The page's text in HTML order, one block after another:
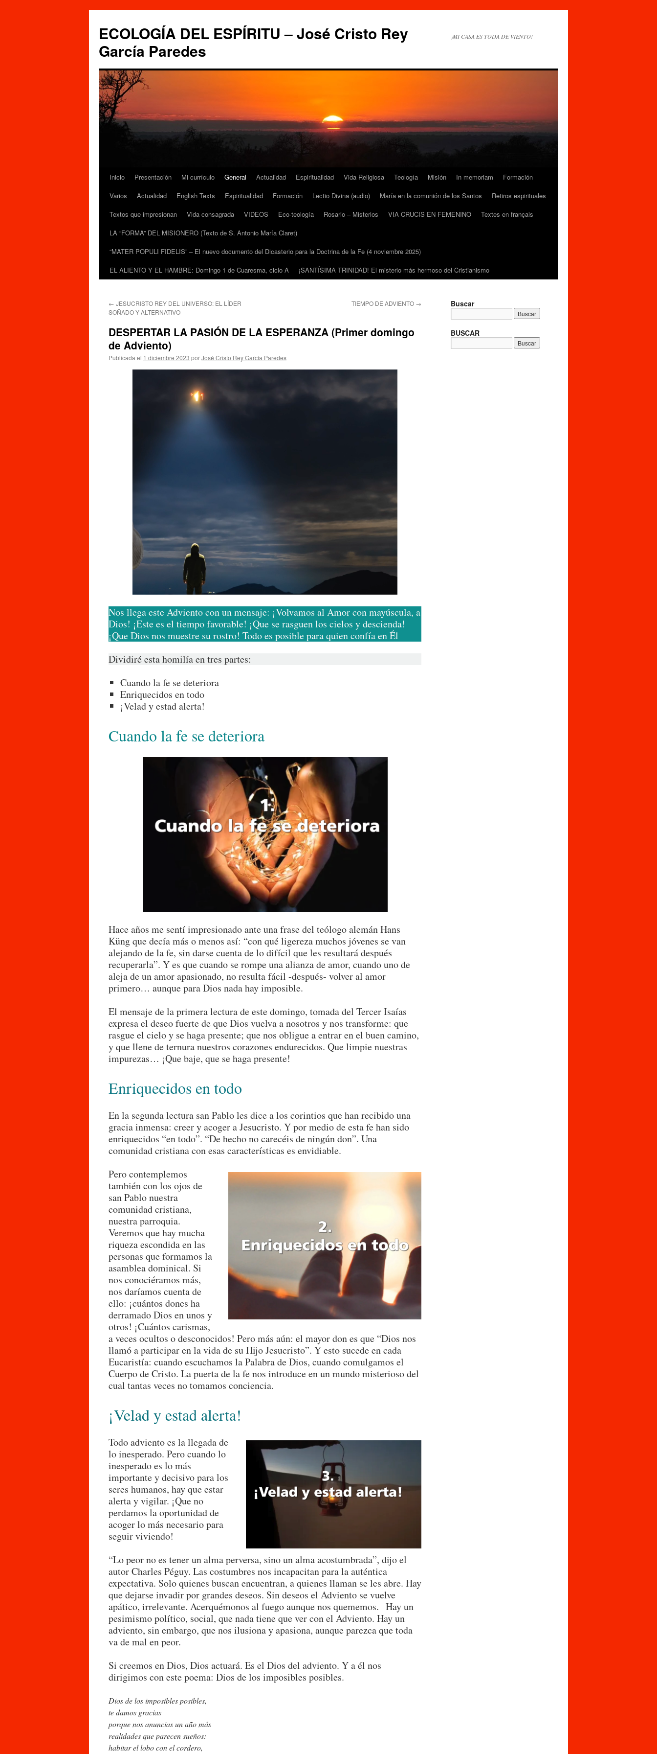
contenido
ECOLOGÍA DEL ESPÍRITU – José Cristo Rey
García Paredes
¡MI CASA ES TODA DE VIENTO!
Inicio Presentación Mi currículo General Actualidad Espiritualidad Vida Religiosa Teología Misión In memoriam
Formación
Varios
Actualidad English Texts Espiritualidad Formación Lectio Divina (audio) María en la comunión de los Santos
Retiros espirituales
Textos que impresionan
Vida consagrada VIDEOS Eco-teología Rosario – Misterios VIA CRUCIS EN FEMENINO
Textes en français
LA “FORMA” DEL MISIONERO (Texto de S. Antonio María Claret)
“MATER POPULI FIDELIS” – El nuevo documento del Dicasterio para la Doctrina de la Fe (4 noviembre 2025)
EL ALIENTO Y EL HAMBRE: Domingo 1 de Cuaresma, ciclo A
¡SANTÍSIMA TRINIDAD! El misterio más hermoso del Cristianismo
← JESUCRISTO REY DEL UNIVERSO: EL LÍDER
SOÑADO Y ALTERNATIVO
TIEMPO DE ADVIENTO →
DESPERTAR LA PASIÓN DE LA ESPERANZA (Primer domingo
de Adviento)
Publicada el 1 diciembre 2023 porJosé Cristo Rey García Paredes
Nos llega este Adviento con un mensaje: ¡Volvamos al Amor con mayúscula, a
Dios! ¡Este es el tiempo favorable! ¡Que se rasguen los cielos y descienda!
¡Que Dios nos muestre su rostro! Todo es posible para quien confía en Él
Dividiré esta homilía en tres partes:
Cuando la fe se deteriora
Enriquecidos en todo
¡Velad y estad alerta!
Cuando la fe se deteriora
Hace años me sentí impresionado ante una frase del teólogo alemán Hans
Küng que decía más o menos así: “con qué ligereza muchos jóvenes se van
alejando de la fe, sin darse cuenta de lo difícil que les resultará después
recuperarla”. Y es que cuando se rompe una alianza de amor, cuando uno de
aleja de un amor apasionado, no resulta fácil -después- volver al amor
primero… aunque para Dios nada hay imposible.
El mensaje de la primera lectura de este domingo, tomada del Tercer Isaías
expresa el deseo fuerte de que Dios vuelva a nosotros y nos transforme: que
rasgue el cielo y se haga presente; que nos obligue a entrar en el buen camino,
y que llene de ternura nuestros corazones endurecidos. Que limpie nuestras
impurezas… ¡Que baje, que se haga presente!
Enriquecidos en todo
En la segunda lectura san Pablo les dice a los corintios que han recibido una
gracia inmensa: creer y acoger a Jesucristo. Y por medio de esta fe han sido
enriquecidos “en todo”. “De hecho no carecéis de ningún don”. Una
comunidad cristiana con esas características es envidiable.
Pero contemplemos
también con los ojos de
san Pablo nuestra
comunidad cristiana,
nuestra parroquia.
Veremos que hay mucha
riqueza escondida en las
personas que formamos la
asamblea dominical. Si
nos conociéramos más,
nos daríamos cuenta de
ello: ¡cuántos dones ha
derramado Dios en unos y
otros! ¡Cuántos carismas,
a veces ocultos o desconocidos! Pero más aún: el mayor don es que “Dios nos
llamó a participar en la vida de su Hijo Jesucristo”. Y esto sucede en cada
Eucaristía: cuando escuchamos la Palabra de Dios, cuando comulgamos el
Cuerpo de Cristo. La puerta de la fe nos introduce en un mundo misterioso del
cual tantas veces no tomamos conciencia.
¡Velad y estad alerta!
Todo adviento es la llegada de
lo inesperado. Pero cuando lo
inesperado es lo más
importante y decisivo para los
seres humanos, hay que estar
alerta y vigilar. ¡Que no
perdamos la oportunidad de
acoger lo más necesario para
seguir viviendo!
“Lo peor no es tener un alma perversa, sino un alma acostumbrada”, dijo el
autor Charles Péguy. Las costumbres nos incapacitan para la auténtica
expectativa. Solo quienes buscan encuentran, a quienes llaman se les abre. Hay
que dejarse invadir por grandes deseos. Sin deseos el Adviento se vuelve
apático, irrelevante. Acerquémonos al fuego aunque nos quememos. Hay un
pesimismo político, social, que nada tiene que ver con el Adviento. Hay un
adviento, sin embargo, que nos ilusiona y apasiona, aunque parezca que toda
va de mal en peor.
Si creemos en Dios, Dios actuará. Es el Dios del adviento. Y a él nos
dirigimos con este poema: Dios de los imposibles posibles.
Dios de los imposibles posibles,
te damos gracias
porque nos anuncias un año más
realidades que parecen sueños:
habitar el lobo con el cordero,
Buscar
BUSCAR